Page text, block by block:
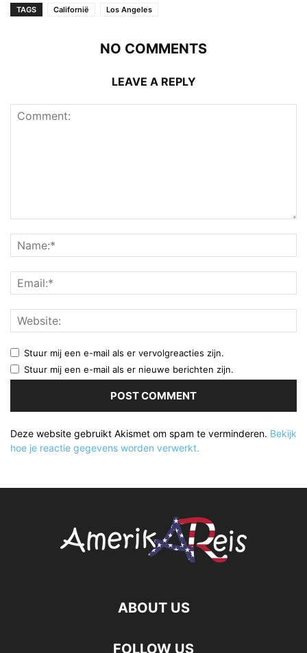
TAGS Californië Los Angeles
NO COMMENTS
LEAVE A REPLY
Stuur mij een e-mail als er vervolgreacties zijn.
Stuur mij een e-mail als er nieuwe berichten zijn.
Deze website gebruikt Akismet om spam te verminderen. Bekijk
hoe je reactie gegevens worden verwerkt.
ABOUT US
FOLLOW US